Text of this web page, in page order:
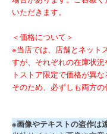
いただきます。
＜価格について＞
※当店では、店舗とネット
すが、それぞれの在庫状
トストア限定で価格が異な
そのため、必ずしも両方の
※画像やテキストの盗作は